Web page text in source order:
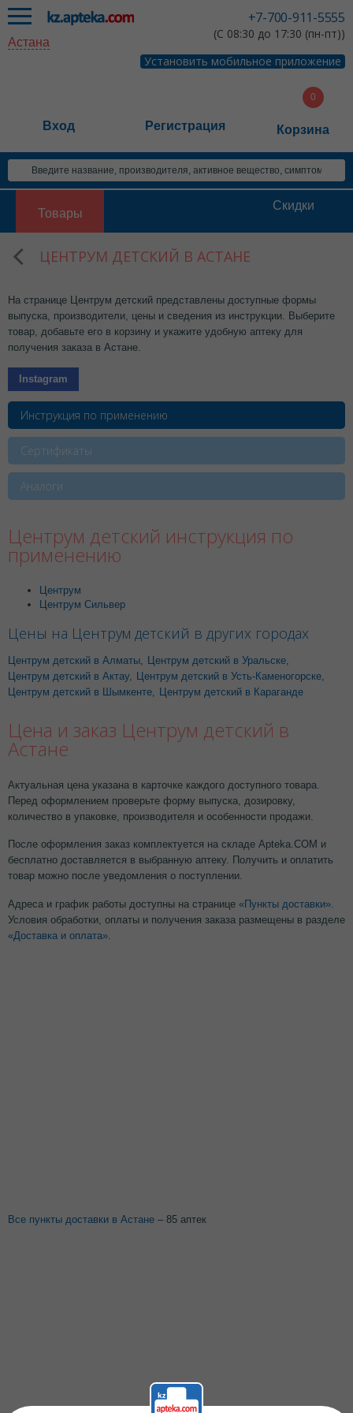
+7-700-911-5555
(С 08:30 до 17:30 (пн-пт))
Установить мобильное приложение
Астана
Вход Регистрация Корзина
Товары
Скидки
ЦЕНТРУМ ДЕТСКИЙ В АСТАНЕ
На странице Центрум детский представлены доступные формы
выпуска, производители, цены и сведения из инструкции. Выберите
товар, добавьте его в корзину и укажите удобную аптеку для
получения заказа в Астане.
Instagram
Инструкция по применению
Сертификаты
Аналоги
Центрум детский инструкция по
применению
Центрум
Центрум Сильвер
Цены на Центрум детский в других городах
Центрум детский в Алматы Центрум детский в Уральске
Центрум детский в Актау, Центрум детский в Усть-Каменогорске
Центрум детский в Шымкенте
Центрум детский в Караганде
Цена и заказ Центрум детский в
Астане
Актуальная цена указана в карточке каждого доступного товара.
Перед оформлением проверьте форму выпуска, дозировку,
количество в упаковке, производителя и особенности продажи.
После оформления заказ комплектуется на складе Apteka.COM и
бесплатно доставляется в выбранную аптеку. Получить и оплатить
товар можно после уведомления о поступлении.
Адреса и график работы доступны на странице «Пункты доставки»
Условия обработки, оплаты и получения заказа размещены в разделе
«Доставка и оплата»
Все пункты доставки в Астане – 85 аптек